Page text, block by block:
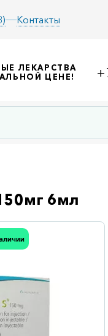
Контакты
ЛЕКАРСТВА
ЦЕНЕ!
6мл
оценку!